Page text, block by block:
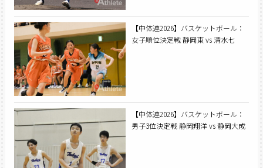
【中体連2026】バスケットボール：
女子順位決定戦 静岡東 vs 清水七
【中体連2026】バスケットボール：
男子3位決定戦 静岡翔洋 vs 静岡大成